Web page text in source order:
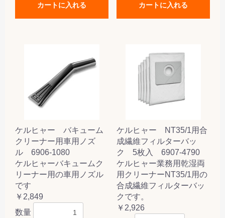
カートに入れる カートに入れる
ケルヒャー バキューム
クリーナー用車用ノズ
ル 6906-1080
ケルヒャーバキュームク
リーナー用の車用ノズル
です
￥2,849
数量
ケルヒャー NT35/1用合
成繊維フィルターバッ
ク 5枚入 6907-4790
ケルヒャー業務用乾湿両
用クリーナーNT35/1用の
合成繊維フィルターバッ
クです。
￥2,926